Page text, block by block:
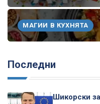
МАГИИ В КУХНЯТА
Последни
Шикорски